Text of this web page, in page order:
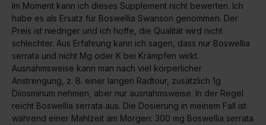
Im Moment kann ich dieses Supplement nicht bewerten. Ich
habe es als Ersatz für Boswellia Swanson genommen. Der
Preis ist niedriger und ich hoffe, die Qualität wird nicht
schlechter. Aus Erfahrung kann ich sagen, dass nur Boswellia
serrata und nicht Mg oder K bei Krämpfen wirkt.
Ausnahmsweise kann man nach viel körperlicher
Anstrengung, z. B. einer langen Radtour, zusätzlich 1g
Diiosminum nehmen, aber nur ausnahmsweise. In der Regel
reicht Boswellia serrata aus. Die Dosierung in meinem Fall ist
während einer Mahlzeit am Morgen: 300 mg Boswellia serrata